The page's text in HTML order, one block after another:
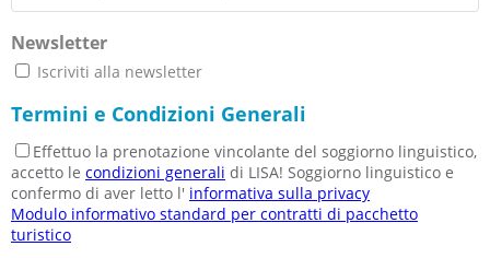
Newsletter
Iscriviti alla newsletter
Termini e Condizioni Generali
Effettuo la prenotazione vincolante del soggiorno linguistico,
accetto le condizioni generali di LISA! Soggiorno linguistico e
confermo di aver letto l' informativa sulla privacy
Modulo informativo standard per contratti di pacchetto
turistico